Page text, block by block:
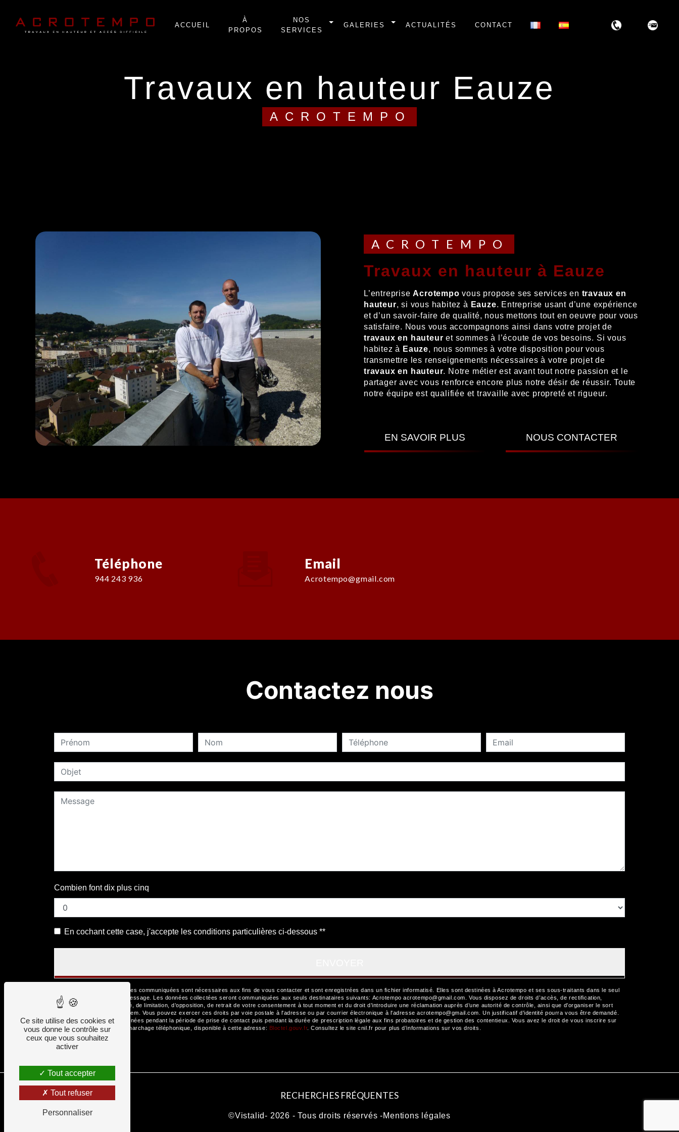
ACCUEIL
À
PROPOS
NOS
SERVICES
GALERIES ACTUALITÉS CONTACT
travaux en hauteur Eauze
ACROTEMPO
ACROTEMPO
travaux en hauteur à Eauze
L’entrepriseAcrotempo vous propose ses services en travaux en
hauteur, si vous habitez à Eauze. Entreprise usant d’une expérience
et d’un savoir-faire de qualité, nous mettons tout en oeuvre pour vous
satisfaire. Nous vous accompagnons ainsi dans votre projet de
travaux en hauteur et sommes à l’écoute de vos besoins. Si vous
habitez à Eauze, nous sommes à votre disposition pour vous
transmettre les renseignements nécessaires à votre projet de
travaux en hauteur. Notre métier est avant tout notre passion et le
partager avec vous renforce encore plus notre désir de réussir. Toute
notre équipe est qualifiée et travaille avec propreté et rigueur.
EN SAVOIR PLUS NOUS CONTACTER
Téléphone
944 243 936
Email
acrotempo@gmail.com
Contactez nous
Combien font dix plus cinq
En cochant cette case, j'accepte les conditions particulières ci-dessous **
** Les données personnelles communiquées sont nécessaires aux fins de vous contacter et sont enregistrées dans un fichier informatisé. Elles sont destinées à Acrotempo et ses sous-traitants dans le seul
but de répondre à votre message. Les données collectées seront communiquées aux seuls destinataires suivants: Acrotempo acrotempo@gmail.com. Vous disposez de droits d’accès, de rectification,
d’effacement, de portabilité, de limitation, d’opposition, de retrait de votre consentement à tout moment et du droit d’introduire une réclamation auprès d’une autorité de contrôle, ainsi que d’organiser le sort
de vos données post-mortem. Vous pouvez exercer ces droits par voie postale à l'adresse ou par courrier électronique à l'adresse acrotempo@gmail.com. Un justificatif d'identité pourra vous être demandé.
Nous conservons vos données pendant la période de prise de contact puis pendant la durée de prescription légale aux fins probatoires et de gestion des contentieux. Vous avez le droit de vous inscrire sur
la liste d'opposition au démarchage téléphonique, disponible à cette adresse:
Bloctel.gouv.fr. Consultez le site cnil.fr pour plus d’informations sur vos droits.
RECHERCHES FRÉQUENTES
©Vistalid- 2026 - Tous droits réservés -Mentions légales
Ce site utilise des cookies et
vous donne le contrôle sur
ceux que vous souhaitez
activer
Tout accepter
Tout refuser
Personnaliser